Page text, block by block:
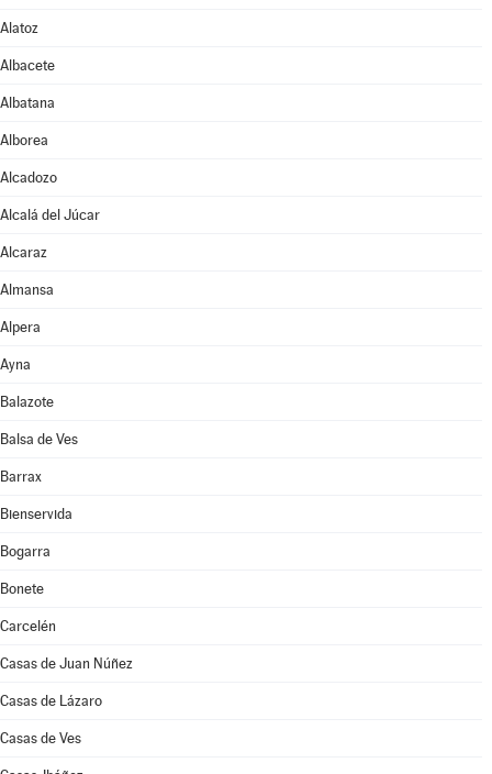
Alatoz
Albacete
Albatana
Alborea
Alcadozo
Alcalá del Júcar
Alcaraz
Almansa
Alpera
Ayna
Balazote
Balsa de Ves
Barrax
Bienservida
Bogarra
Bonete
Carcelén
Casas de Juan Núñez
Casas de Lázaro
Casas de Ves